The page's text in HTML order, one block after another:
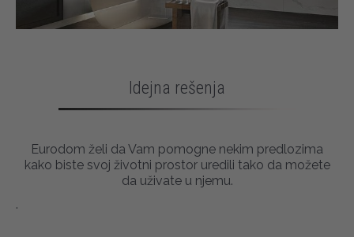
Idejna rešenja
Eurodom želi da Vam pomogne nekim predlozima
kako biste svoj životni prostor uredili tako da možete
da uživate u njemu.
.